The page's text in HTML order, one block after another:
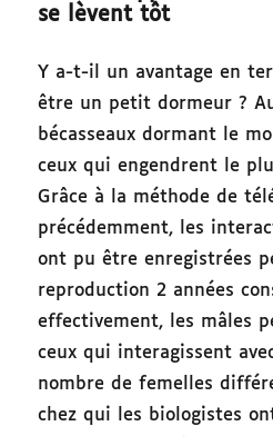
se lèvent tôt
Y a-t-il un avantage en
être un petit dormeur ?
bécasseaux dormant le
ceux qui engendrent le
Grâce à la méthode de
précédemment, les
ont pu être enregistrées
reproduction 2 années
effectivement, les mâles
ceux qui interagissent
nombre de femelles
chez qui les biologistes